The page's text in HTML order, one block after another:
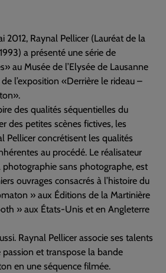
2012, Raynal Pellicer (Lauréat de la
a présenté une série de
au Musée de l’Elysée de Lausanne
l’exposition «Derrière le rideau –
des qualités séquentielles du
des petites scènes fictives, les
Pellicer concrétisent les qualités
au procédé. Le réalisateur
photographie sans photographe, est
ouvrages consacrés à l’histoire du
» aux Éditions de la Martinière
» aux États-Unis et en Angleterre
Raynal Pellicer associe ses talents
et transpose la bande
en une séquence filmée.